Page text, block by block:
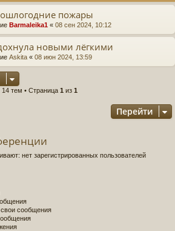
пожары
Barmaleika1 « 08 сен 2024, 10:12
новыми лёгкими
Askita « 08 июн 2024, 13:59
14 тем • Страница 1 из 1
Перейти
нет зарегистрированных пользователей
свои сообщения